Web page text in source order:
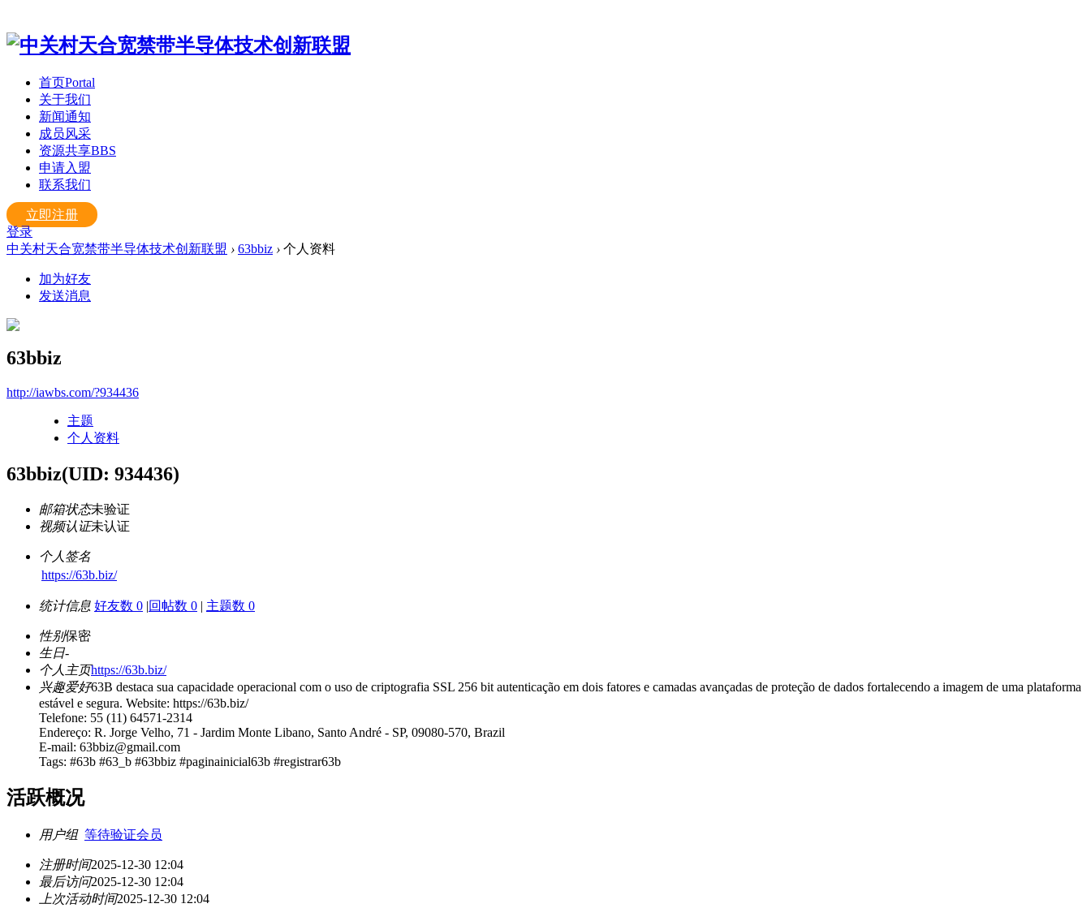
首页Portal
关于我们
新闻通知
成员风采
资源共享BBS
申请入盟
联系我们
立即注册
登录
中关村天合宽禁带半导体技术创新联盟 › 63bbiz › 个人资料
加为好友
发送消息
63bbiz
http://iawbs.com/?934436
主题
个人资料
63bbiz(UID: 934436)
邮箱状态未验证
视频认证未认证
个人签名
https://63b.biz/
统计信息 好友数 0 |回帖数 0 | 主题数 0
性别保密
生日-
个人主页https://63b.biz/
兴趣爱好63B destaca sua capacidade operacional com o uso de criptografia SSL 256 bit autenticação em dois fatores e camadas avançadas de proteção de dados fortalecendo a imagem de uma plataforma
estável e segura. Website: https://63b.biz/
Telefone: 55 (11) 64571-2314
Endereço: R. Jorge Velho, 71 - Jardim Monte Libano, Santo André - SP, 09080-570, Brazil
E-mail: 63bbiz@gmail.com
Tags: #63b #63_b #63bbiz #paginainicial63b #registrar63b
活跃概况
用户组 等待验证会员
注册时间2025-12-30 12:04
最后访问2025-12-30 12:04
上次活动时间2025-12-30 12:04